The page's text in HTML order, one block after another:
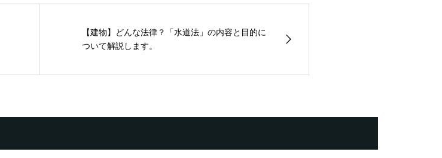
【建物】どんな法律？「水道法」の内容と目的に
ついて解説します。